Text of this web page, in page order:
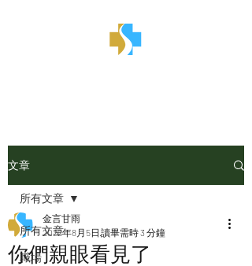
文章
所有文章
職場
所有文章
你們親眼看見了
金言甘雨
2022年8月5日 讀畢需時 3 分鐘